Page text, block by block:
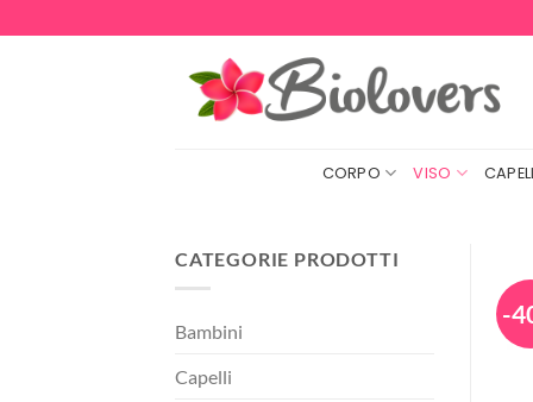
ai
CORPO VISO
CATEGORIE PRODOTTI
Bambini
Capelli
-